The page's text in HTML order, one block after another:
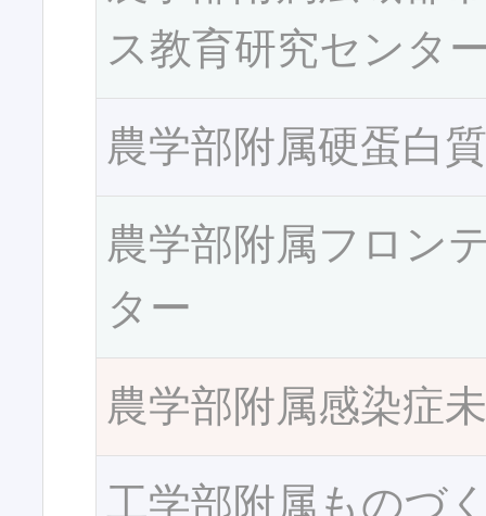
ス教育研究センタ
農学部附属硬蛋白
農学部附属フロン
ター
農学部附属感染症
工学部附属ものづ